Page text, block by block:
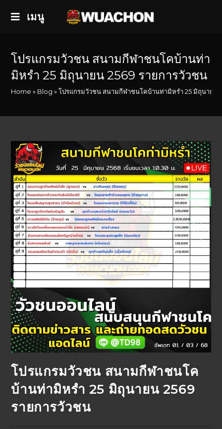
เมนู
โปรแกรมวัวชน สนามกีฬาชนโคบ้านท่า
มิหรำ 25 มิถุนายน 2569 รายการวัวชน
Home » Blog »โปรแกรมวัวชน สนามกีฬาชนโคบ้านท่ามิหรำ 25 มิถุนายน
โปรแกรมวัวชน สนามกีฬาชนโค
บ้านท่ามิหรำ 25 มิถุนายน 2569
รายการวัวชน